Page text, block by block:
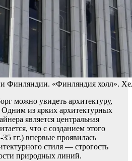
Финляндии. «Финляндия холл».
можно увидеть архитектуру,
из ярких архитектурных
является центральная
что с созданием этого
гг.) впервые проявилась
стиля — строгость
природных линий.